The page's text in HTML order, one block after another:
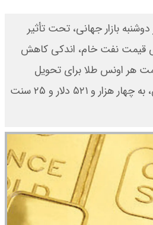
بازار جهانی، تحت تأثیر
قیمت نفت خام، اندکی کاهش
هر اونس طلا برای تحویل
فوری، با ۰.۳ درصد کاهش، به چهار هزار و ۵۲۱ دلار و ۲۵ سنت